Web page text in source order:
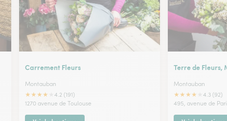
Carrement Fleurs
Montauban
★★★★
4.2 (191)
1270 avenue de Toulouse
Terre de Fleurs,
Montauban
★★★★
4.3 (92)
495, avenue de